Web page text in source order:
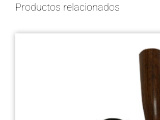
Productos relacionados